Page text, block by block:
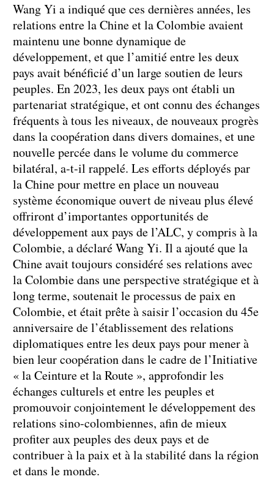
Wang Yi a indiqué que ces dernières années, les
relations entre la Chine et la Colombie avaient
maintenu une bonne dynamique de
développement, et que l’amitié entre les deux
pays avait bénéficié d’un large soutien de leurs
peuples. En 2023, les deux pays ont établi un
partenariat stratégique, et ont connu des échanges
fréquents à tous les niveaux, de nouveaux progrès
dans la coopération dans divers domaines, et une
nouvelle percée dans le volume du commerce
bilatéral, a-t-il rappelé. Les efforts déployés par
la Chine pour mettre en place un nouveau
système économique ouvert de niveau plus élevé
offriront d’importantes opportunités de
développement aux pays de l’ALC, y compris à la
Colombie, a déclaré Wang Yi. Il a ajouté que la
Chine avait toujours considéré ses relations avec
la Colombie dans une perspective stratégique et à
long terme, soutenait le processus de paix en
Colombie, et était prête à saisir l’occasion du 45e
anniversaire de l’établissement des relations
diplomatiques entre les deux pays pour mener à
bien leur coopération dans le cadre de l’Initiative
« la Ceinture et la Route », approfondir les
échanges culturels et entre les peuples et
promouvoir conjointement le développement des
relations sino-colombiennes, afin de mieux
profiter aux peuples des deux pays et de
contribuer à la paix et à la stabilité dans la région
et dans le monde.